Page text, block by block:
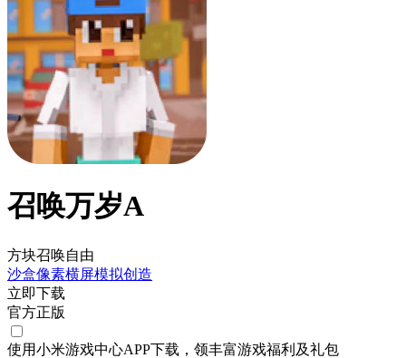
召唤万岁A
方块召唤自由
沙盒像素横屏模拟创造
立即下载
官方正版
使用小米游戏中心APP下载 ，领丰富游戏福利 及礼包